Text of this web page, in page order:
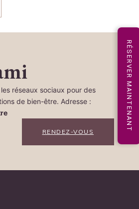
réseaux sociaux pour des
de bien-être. Adresse :
RENDEZ-VOUS RÉSERVER MAINTENANT